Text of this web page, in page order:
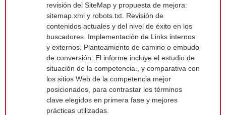
revisión del SiteMap y propuesta de mejora:
sitemap.xml y robots.txt. Revisión de
contenidos actuales y del nivel de éxito en los
buscadores. Implementación de Links internos
y externos. Planteamiento de camino o embudo
de conversión. El informe incluye el estudio de
situación de la competencia., y comparativa con
los sitios Web de la competencia mejor
posicionados, para contrastar los términos
clave elegidos en primera fase y mejores
prácticas utilizadas.